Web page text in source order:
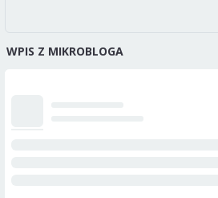
WPIS Z MIKROBLOGA